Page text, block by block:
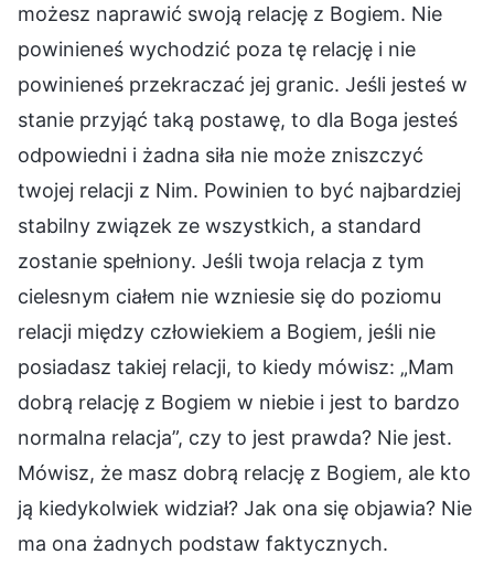
możesz naprawić swoją relację z Bogiem. Nie
powinieneś wychodzić poza tę relację i nie
powinieneś przekraczać jej granic. Jeśli jesteś w
stanie przyjąć taką postawę, to dla Boga jesteś
odpowiedni i żadna siła nie może zniszczyć
twojej relacji z Nim. Powinien to być najbardziej
stabilny związek ze wszystkich, a standard
zostanie spełniony. Jeśli twoja relacja z tym
cielesnym ciałem nie wzniesie się do poziomu
relacji między człowiekiem a Bogiem, jeśli nie
posiadasz takiej relacji, to kiedy mówisz: „Mam
dobrą relację z Bogiem w niebie i jest to bardzo
normalna relacja”, czy to jest prawda? Nie jest.
Mówisz, że masz dobrą relację z Bogiem, ale kto
ją kiedykolwiek widział? Jak ona się objawia? Nie
ma ona żadnych podstaw faktycznych.